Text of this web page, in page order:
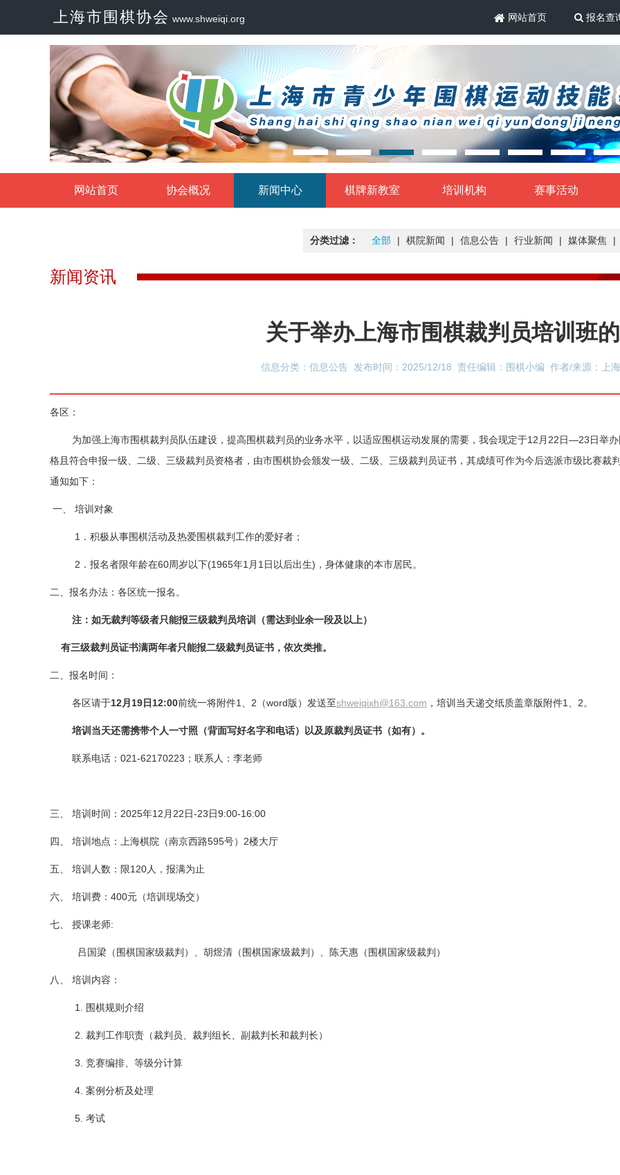
上海市围棋协会 www.shweiqi.org 网站首页 报名查
网站首页 协会概况 新闻中心 棋牌新教室 培训机构 赛事活动
分类过滤： 全部 | 棋院新闻 | 信息公告 | 行业新闻 | 媒体聚焦 |
新闻资讯
关于举办上海市围棋裁判员培训班
信息分类：信息公告 发布时间：2025/12/18 责任编辑：围棋小编 作者/来源：上
各区：
为加强上海市围棋裁判员队伍建设，提高围棋裁判员的业务水平，以适应围棋运动发展的需要，我会现定于12月 22日—23日举
格且符合申报一级、二级、三级裁判员资格者，由市围棋协会颁发一级、二级、三级裁判员证书，其成绩可作为今后选派市级比赛裁
通知如下：
一、 培训对象
1．积极从事围棋活动及热爱围棋裁判工作的爱好者；
2 ．报名者限年龄在60周岁以下(1965年1 月 1 日以后出生) ，身体健康的本市居民。
二、报名办法：各区统一报名。
注：如无裁判等级者只能报三级裁判员培训 （需达到业余一段及以上）
有三级裁判员证书满两年者只能报二级裁判员证书，依次类推。
二、报名时间：
各区请于12月 19日 12:00前统一将附件1 2 （word版）发送至shweiqixh@163.com ， 培训当天递交纸质盖章版附件1 2。
培训当天还需携带个人一寸照（背面写好名字和电话）以及原裁判员证书（如有） 。
联系电话： 021-62170223 ；联系人：李老师
三、 培训 时间： 2025年12月 22日-23日9:00-16:00
四、 培训地点：上海棋院（南京西路595号）2楼大厅
五、 培训人数：限120人，报满为止
六 培训费：400元（培训现场交）
七 授课老师:
吕国梁（围棋国家级裁判）、胡煜清（围棋国家级裁判）、陈天惠（围棋国家级裁判）
八 培训内容：
1. 围棋规则介绍
2. 裁判工作职责（裁判员、裁判组长、副裁判长和裁判长）
3. 竞赛编排、等级分计算
4. 案例分析及处理
5. 考试